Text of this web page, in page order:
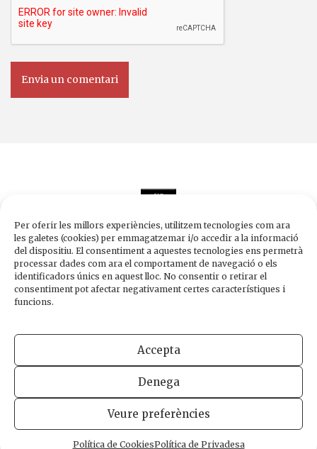
Per oferir les millors experiències, utilitzem tecnologies com ara
les galetes (cookies) per emmagatzemar i/o accedir a la informació
del dispositiu. El consentiment a aquestes tecnologies ens permetrà
processar dades com ara el comportament de navegació o els
identificadors únics en aquest lloc. No consentir o retirar el
consentiment pot afectar negativament certes característiques i
funcions.
Accepta
Denega
Veure preferències
Política de CookiesPolítica de Privadesa
Edicions de 1984
Carrer Trafalgar, 10, 2n-2a A
Fax 934 854 375
1984@edicions1984.cat
INFORMACIÓ LEGAL POLÍTICA DE PRIVADESA POLÍTICA DE COOKIES
DISSENY WEB